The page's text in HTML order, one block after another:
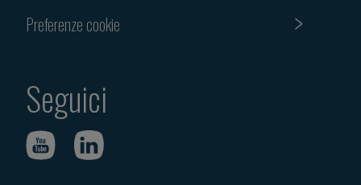
Preferenze cookie
Seguici